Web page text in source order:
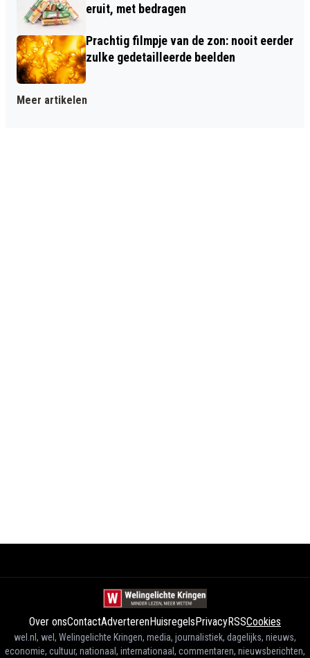
eruit, met bedragen
Prachtig filmpje van de zon: nooit eerder
zulke gedetailleerde beelden
Meer artikelen
Over onsContactAdverterenHuisregelsPrivacyRSSCookies
wel.nl, wel, Welingelichte Kringen, media, journalistiek, dagelijks, nieuws,
economie, cultuur, nationaal, internationaal, commentaren, nieuwsberichten,